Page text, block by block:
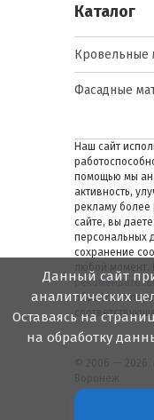
Каталог
Кровельные
Фасадные
Наш сайт
помощью мы
активность,
рекламу более
сайте, вы
персональных
сохранение
любой момент.
обработке
© 2006 — 2026.
Данный сайт
аналитических
Оставаясь на
на обработку